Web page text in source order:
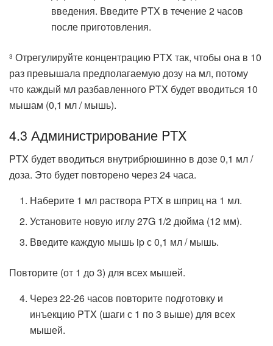
введения. Введите PTX в течение 2 часов
после приготовления.
3 Отрегулируйте концентрацию PTX так, чтобы она в 10
раз превышала предполагаемую дозу на мл, потому
что каждый мл разбавленного PTX будет вводиться 10
мышам (0,1 мл / мышь).
4.3 Администрирование PTX
PTX будет вводиться внутрибрюшинно в дозе 0,1 мл /
доза. Это будет повторено через 24 часа.
Наберите 1 мл раствора PTX в шприц на 1 мл.
Установите новую иглу 27G 1/2 дюйма (12 мм).
Введите каждую мышь ip с 0,1 мл / мышь.
Повторите (от 1 до 3) для всех мышей.
Через 22-26 часов повторите подготовку и
инъекцию PTX (шаги с 1 по 3 выше) для всех
мышей.